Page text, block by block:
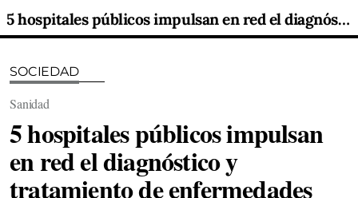
5 hospitales públicos impulsan en red el diagnóstico y tratamiento de enfermedades raras infantiles
SOCIEDAD
Sanidad
5 hospitales públicos impulsan
en red el diagnóstico y
tratamiento de enfermedades